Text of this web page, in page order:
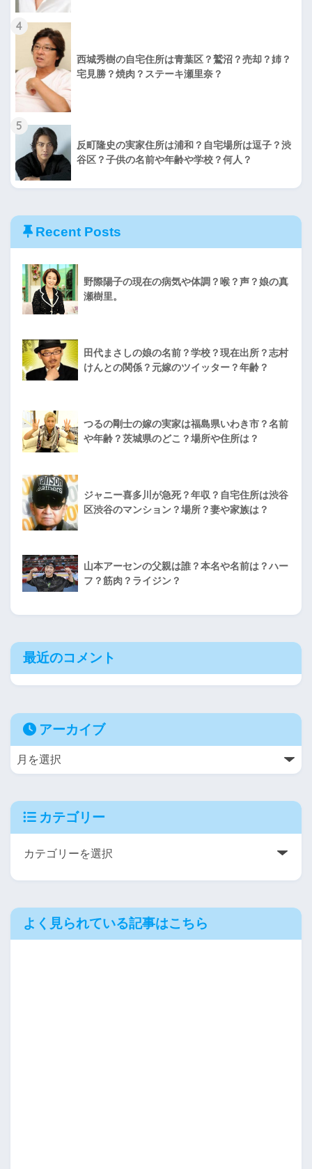
4
西城秀樹の自宅住所は青葉区？鷲沼？売却？姉？
宅見勝？焼肉？ステーキ瀬里奈？
5
反町隆史の実家住所は浦和？自宅場所は逗子？渋
谷区？子供の名前や年齢や学校？何人？
Recent Posts
野際陽子の現在の病気や体調？喉？声？娘の真
瀬樹里。
田代まさしの娘の名前？学校？現在出所？志村
けんとの関係？元嫁のツイッター？年齢？
つるの剛士の嫁の実家は福島県いわき市？名前
や年齢？茨城県のどこ？場所や住所は？
ジャニー喜多川が急死？年収？自宅住所は渋谷
区渋谷のマンション？場所？妻や家族は？
山本アーセンの父親は誰？本名や名前は？ハー
フ？筋肉？ライジン？
最近のコメント
アーカイブ
カテゴリー
よく見られている記事はこちら